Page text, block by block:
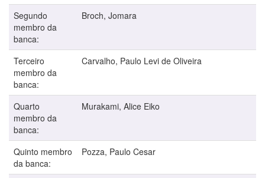
Segundo
membro da
banca:
Broch, Jomara
Terceiro
membro da
banca:
Carvalho, Paulo Levi de Oliveira
Quarto
membro da
banca:
Murakami, Alice Eiko
Quinto membro
da banca:
Pozza, Paulo Cesar